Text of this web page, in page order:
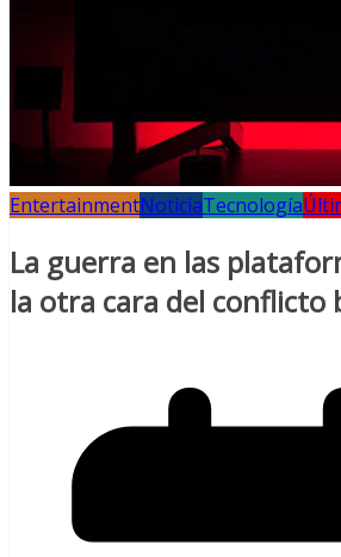
EntertainmentNoticiaTecnología
La guerra en las
la otra cara del conflicto